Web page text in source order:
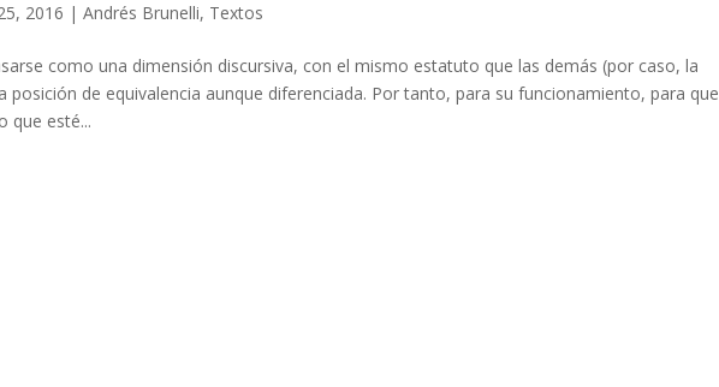
2016 |Andrés Brunelli, Textos
como una dimensión discursiva, con el mismo estatuto que las demás (por caso, la
posición de equivalencia aunque diferenciada. Por tanto, para su funcionamiento, para que
que esté...